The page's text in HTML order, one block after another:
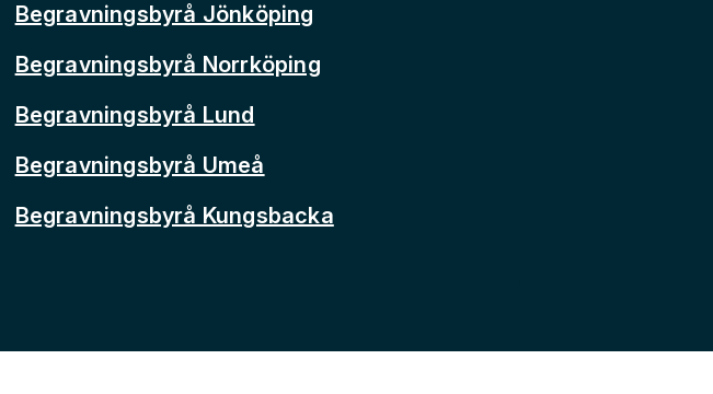
Begravningsbyrå Jönköping
Begravningsbyrå Norrköping
Begravningsbyrå Lund
Begravningsbyrå Umeå
Begravningsbyrå Kungsbacka